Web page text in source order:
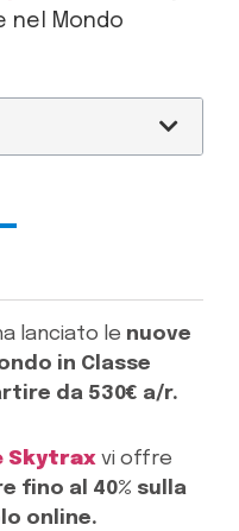
nel Mondo
lanciato le nuove
in Classe
da 530€ a/r.
Skytrax vi offre
fino al 40% sulla
online.